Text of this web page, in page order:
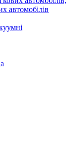
автомобілів